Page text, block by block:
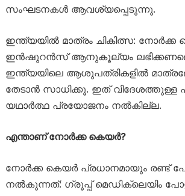
സംഘടനകൾ ആവശ്യപ്പെടുന്നു.
ഇന്ത്യയിൽ മാത്രം ചികിത്സ: നോർക്ക
ഇൻഷുറൻസ് ആനുകൂല്യം
ഇന്ത്യയിലെ ആശുപത്രികളിൽ
തേടാൻ സാധിക്കൂ. ഇത് വിദേശത്തുള്ള
യഥാർത്ഥ പ്രയോജനം നൽകില്ല.
എന്താണ് നോർക്ക കെയർ?
നോർക്ക കെയർ പ്രധാനമായും രണ്ട്
നൽകുന്നത്: ഗ്രൂപ്പ് മെഡിക്ലെയിം